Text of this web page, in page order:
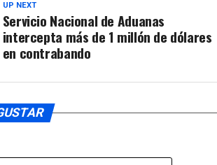
el
UP NEXT
Servicio Nacional de Aduanas
intercepta más de 1 millón de dólares
en contrabando